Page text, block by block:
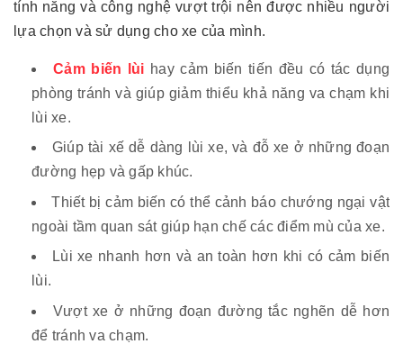
tính năng và công nghệ vượt trội nên được nhiều người
lựa chọn và sử dụng cho xe của mình.
Cảm biến lùi hay cảm biến tiến đều có tác dụng
phòng tránh và giúp giảm thiểu khả năng va chạm khi
lùi xe.
Giúp tài xế dễ dàng lùi xe, và đỗ xe ở những đoạn
đường hẹp và gấp khúc.
Thiết bị cảm biến có thể cảnh báo chướng ngại vật
ngoài tầm quan sát giúp hạn chế các điểm mù của xe.
Lùi xe nhanh hơn và an toàn hơn khi có cảm biến
lùi.
Vượt xe ở những đoạn đường tắc nghẽn dễ hơn
để tránh va chạm.